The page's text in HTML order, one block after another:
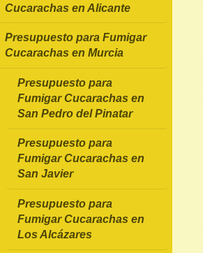
Cucarachas en Alicante
Presupuesto para Fumigar
Cucarachas en Murcia
Presupuesto para
Fumigar Cucarachas en
San Pedro del Pinatar
Presupuesto para
Fumigar Cucarachas en
San Javier
Presupuesto para
Fumigar Cucarachas en
Los Alcázares